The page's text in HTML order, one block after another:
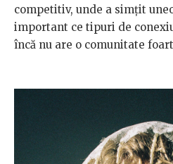
competitiv, unde a simțit
important ce tipuri de
încă nu are o comunitate